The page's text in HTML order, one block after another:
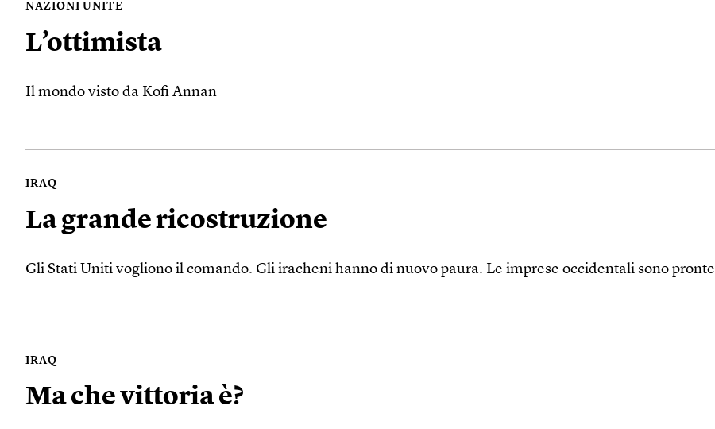
NAZIONI UNITE
L’ottimista
Il mondo visto da Kofi Annan
IRAQ
La grande ricostruzione
Gli Stati Uniti vogliono il comando. Gli iracheni hanno di nuovo paura. Le imprese occidentali sono pronte
IRAQ
Ma che vittoria è?